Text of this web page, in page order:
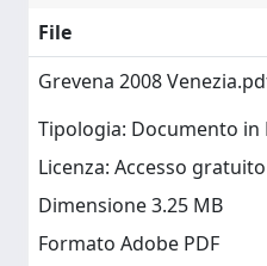
File
Grevena 2008
Tipologia: Documento
Licenza: Accesso
Dimensione 3.25 MB
Formato Adobe PDF